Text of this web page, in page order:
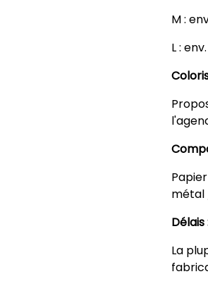
M :
L :
métal
Délais
La